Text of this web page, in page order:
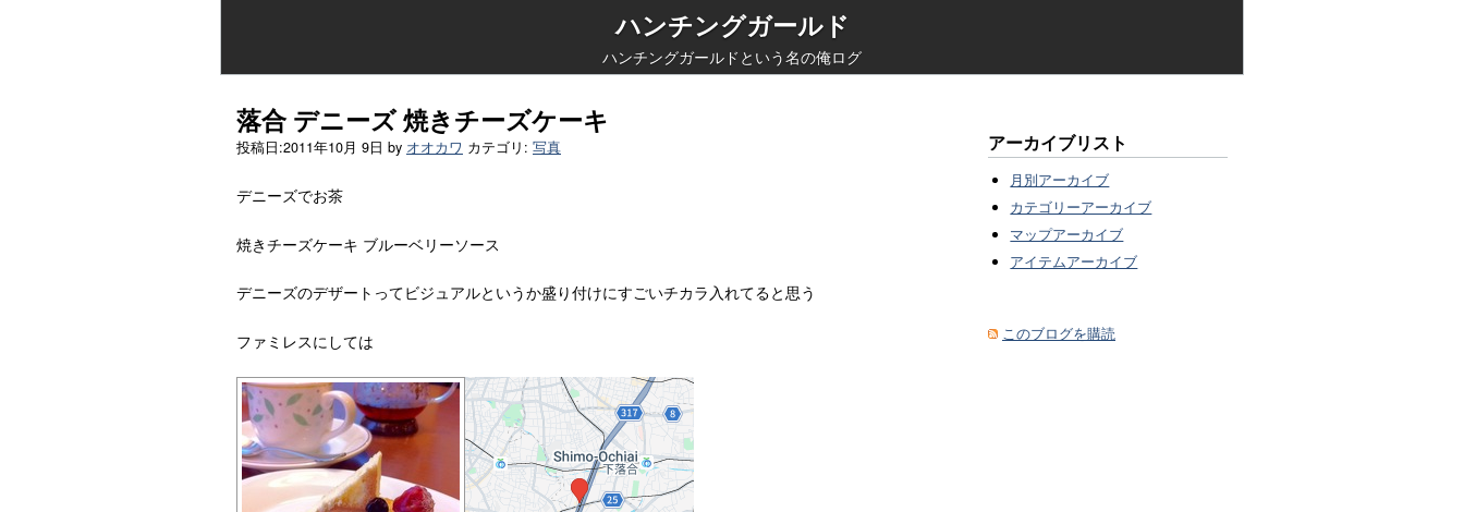
ハンチングガールド
ハンチングガールドという名の俺ログ
落合 デニーズ 焼きチーズケーキ
投稿日:2011年10月 9日 by オオカワ カテゴリ: 写真
デニーズでお茶
焼きチーズケーキ ブルーベリーソース
デニーズのデザートってビジュアルというか盛り付けにすごいチカラ入れてると思う
ファミレスにしては
アーカイブリスト
月別アーカイブ
カテゴリーアーカイブ
マップアーカイブ
アイテムアーカイブ
このブログを購読